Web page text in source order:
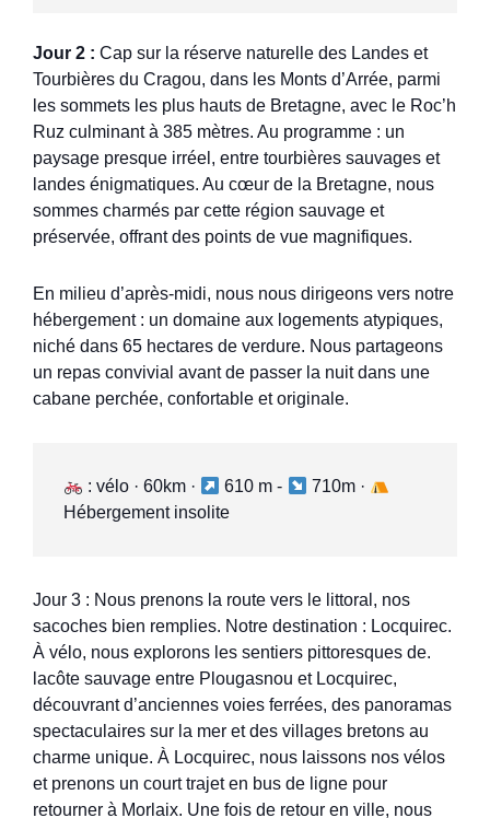
Jour 2 : Cap sur la réserve naturelle des Landes et
Tourbières du Cragou, dans les Monts d’Arrée, parmi
les sommets les plus hauts de Bretagne, avec le Roc’h
Ruz culminant à 385 mètres. Au programme : un
paysage presque irréel, entre tourbières sauvages et
landes énigmatiques. Au cœur de la Bretagne, nous
sommes charmés par cette région sauvage et
préservée, offrant des points de vue magnifiques.
En milieu d’après-midi, nous nous dirigeons vers notre
hébergement : un domaine aux logements atypiques,
niché dans 65 hectares de verdure. Nous partageons
un repas convivial avant de passer la nuit dans une
cabane perchée, confortable et originale.
: vélo · 60km · 610 m -
710m ·
Hébergement insolite
Jour 3 : Nous prenons la route vers le littoral, nos
sacoches bien remplies. Notre destination : Locquirec.
À vélo, nous explorons les sentiers pittoresques de.
lacôte sauvage entre Plougasnou et Locquirec,
découvrant d’anciennes voies ferrées, des panoramas
spectaculaires sur la mer et des villages bretons au
charme unique. À Locquirec, nous laissons nos vélos
et prenons un court trajet en bus de ligne pour
retourner à Morlaix. Une fois de retour en ville, nous